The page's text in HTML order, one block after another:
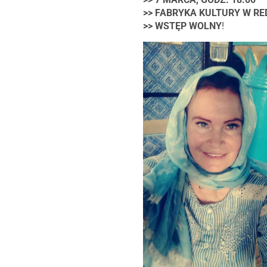
>> FABRYKA KULTURY W
>> WSTĘP WOLNY!